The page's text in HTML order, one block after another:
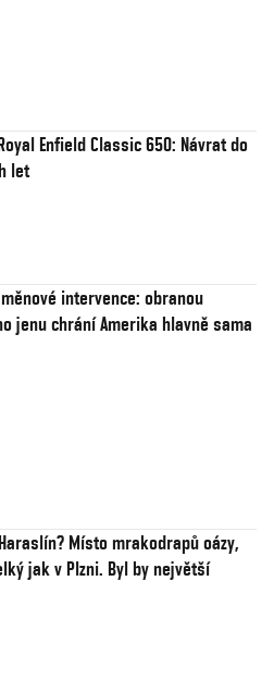
Enfield Classic 650: Návrat do
let
intervence: obranou
jenu chrání Amerika hlavně sama
Místo mrakodrapů oázy,
jak v Plzni. Byl by největší